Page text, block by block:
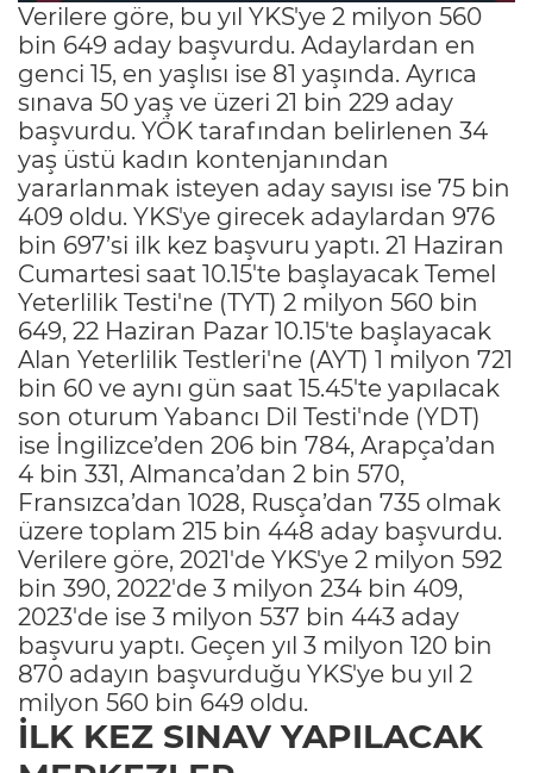
Verilere göre, bu yıl YKS'ye 2 milyon 560
bin 649 aday başvurdu. Adaylardan en
genci 15, en yaşlısı ise 81 yaşında. Ayrıca
sınava 50 yaş ve üzeri 21 bin 229 aday
başvurdu. YÖK tarafından belirlenen 34
yaş üstü kadın kontenjanından
yararlanmak isteyen aday sayısı ise 75 bin
409 oldu. YKS'ye girecek adaylardan 976
bin 697’si ilk kez başvuru yaptı. 21 Haziran
Cumartesi saat 10.15'te başlayacak Temel
Yeterlilik Testi'ne (TYT) 2 milyon 560 bin
649, 22 Haziran Pazar 10.15'te başlayacak
Alan Yeterlilik Testleri'ne (AYT) 1 milyon 721
bin 60 ve aynı gün saat 15.45'te yapılacak
son oturum Yabancı Dil Testi'nde (YDT)
ise İngilizce’den 206 bin 784, Arapça’dan
4 bin 331, Almanca’dan 2 bin 570,
Fransızca’dan 1028, Rusça’dan 735 olmak
üzere toplam 215 bin 448 aday başvurdu.
Verilere göre, 2021'de YKS'ye 2 milyon 592
bin 390, 2022'de 3 milyon 234 bin 409,
2023'de ise 3 milyon 537 bin 443 aday
başvuru yaptı. Geçen yıl 3 milyon 120 bin
870 adayın başvurduğu YKS'ye bu yıl 2
milyon 560 bin 649 oldu.
İLK KEZ SINAV YAPILACAK